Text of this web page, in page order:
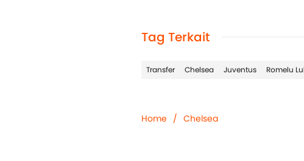
Tag Terkait
Transfer Chelsea Juventus Romelu
Home / Chelsea